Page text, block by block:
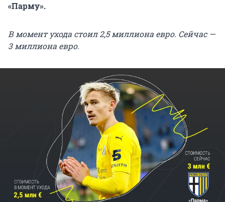
«Парму».
В момент ухода стоил 2,5 миллиона евро. Сейчас —
3 миллиона евро.